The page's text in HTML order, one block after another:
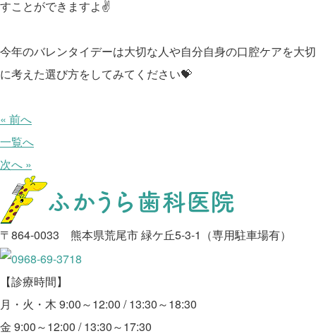
すことができますよ✌️
今年のバレンタイデーは大切な人や自分自身の口腔ケアを大切
に考えた選び方をしてみてください💝
« 前へ
一覧へ
次へ »
〒864-0033 熊本県荒尾市 緑ケ丘5-3-1（専用駐車場有）
【診療時間】
月・火・木 9:00～12:00 / 13:30～18:30
金 9:00～12:00 / 13:30～17:30